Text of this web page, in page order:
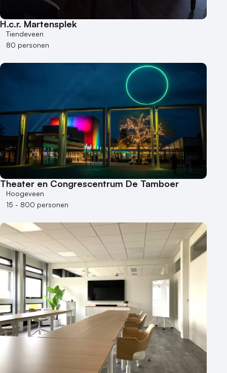
H.c.r. Martensplek
Tiendeveen
80 personen
Theater en Congrescentrum De Tamboer
Hoogeveen
15 - 800 personen